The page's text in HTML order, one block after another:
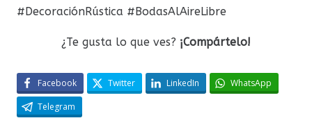
#DecoraciónRústica #BodasAlAireLibre
¿Te gusta lo que ves? ¡Compártelo!
Facebook Twitter LinkedIn
WhatsApp
Telegram